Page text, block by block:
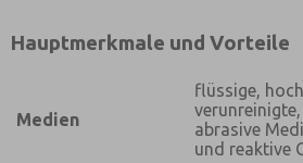
Hauptmerkmale und Vorteile
Medien
flüssige,
abrasive
und reaktive
Bevorzugte Kontaktmethode?